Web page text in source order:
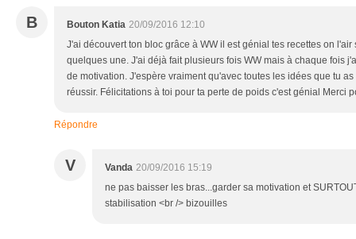
B Bouton Katia 20/09/2016 12:10
J'ai découvert ton bloc grâce à WW il est génial tes recettes on
quelques une. J'ai déjà fait plusieurs fois WW mais à chaque fois
de motivation. J'espère vraiment qu'avec toutes les idées que tu
réussir. Félicitations à toi pour ta perte de poids c'est génial Merci
Répondre
V Vanda 20/09/2016 15:19
ne pas baisser les bras...garder sa motivation et
stabilisation <br /> bizouilles